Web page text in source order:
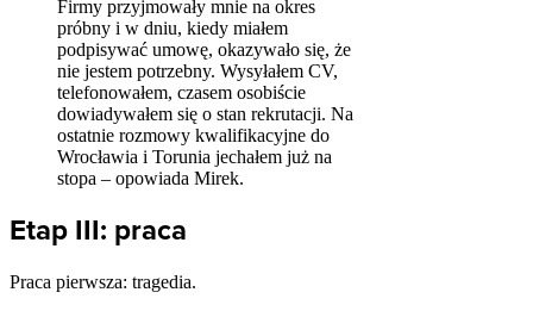
Firmy przyjmowały mnie na okres
próbny i w dniu, kiedy miałem
podpisywać umowę, okazywało się, że
nie jestem potrzebny. Wysyłałem CV,
telefonowałem, czasem osobiście
dowiadywałem się o stan rekrutacji. Na
ostatnie rozmowy kwalifikacyjne do
Wrocławia i Torunia jechałem już na
stopa – opowiada Mirek.
Etap III: praca
Praca pierwsza: tragedia.